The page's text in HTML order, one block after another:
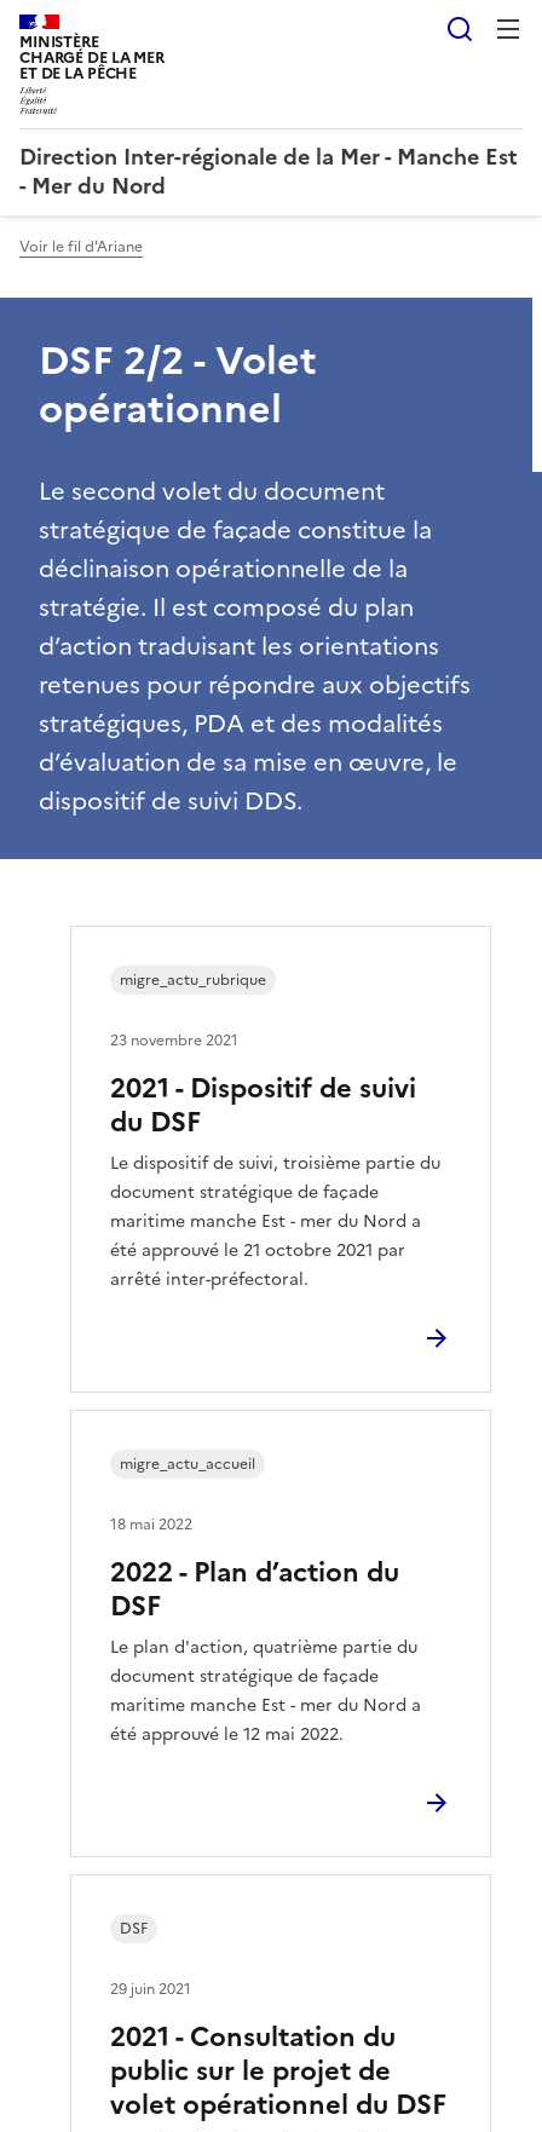
MINISTÈRE
CHARGÉ DE LA MER
ET DE LA PÊCHE
Direction Inter-régionale de la Mer - Manche Est
- Mer du Nord
Voir le fil d'Ariane
DSF 2/2 - Volet
opérationnel
Le second volet du document
stratégique de façade constitue la
déclinaison opérationnelle de la
stratégie. Il est composé du plan
d’action traduisant les orientations
retenues pour répondre aux objectifs
stratégiques, PDA et des modalités
d’évaluation de sa mise en œuvre, le
dispositif de suivi DDS.
2021 - Dispositif de suivi
du DSF
Le dispositif de suivi, troisième partie du
document stratégique de façade
maritime manche Est - mer du Nord a
été approuvé le 21 octobre 2021 par
arrêté inter-préfectoral.
migre_actu_rubrique
23 novembre 2021
2022 - Plan d’action du
DSF
Le plan d'action, quatrième partie du
document stratégique de façade
maritime manche Est - mer du Nord a
été approuvé le 12 mai 2022.
migre_actu_accueil
18 mai 2022
2021 - Consultation du
public sur le projet de
volet opérationnel du DSF
DSF
29 juin 2021